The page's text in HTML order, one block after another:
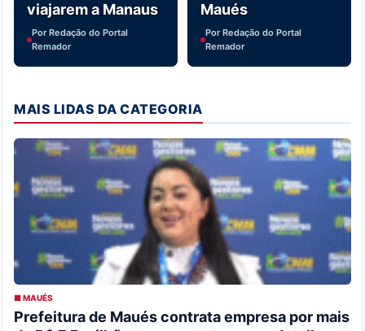
viajarem a Manaus
Por Redação do Portal
Remador
Maués
Por Redação do Portal
Remador
MAIS LIDAS DA CATEGORIA
■ MAUÉS
Prefeitura de Maués contrata empresa por mais